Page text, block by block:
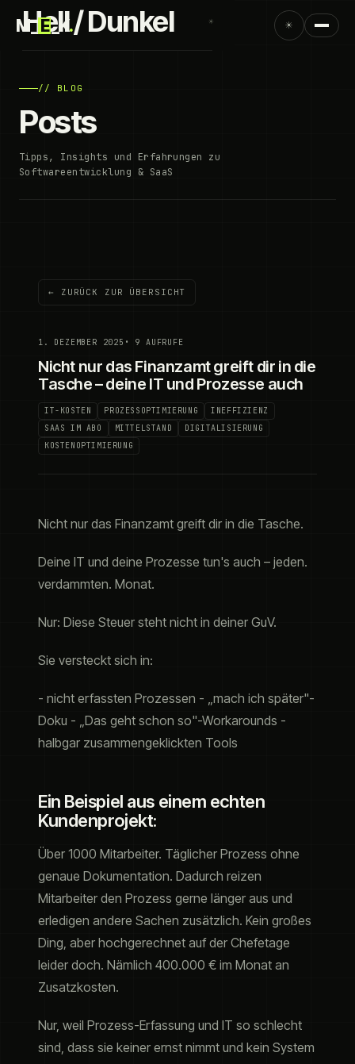
M_ E_K . ☀
Hell / Dunkel ☀
// BLOG
Posts
Tipps, Insights und Erfahrungen zu
Softwareentwicklung & SaaS
← ZURÜCK ZUR ÜBERSICHT
1. DEZEMBER 2025 • 9 AUFRUFE
Nicht nur das Finanzamt greift dir in die
Tasche – deine IT und Prozesse auch
IT-KOSTEN PROZESSOPTIMIERUNG
INEFFIZIENZ
SAAS IM ABO
MITTELSTAND
DIGITALISIERUNG
KOSTENOPTIMIERUNG
Nicht nur das Finanzamt greift dir in die Tasche.
Deine IT und deine Prozesse tun's auch – jeden.
verdammten. Monat.
Nur: Diese Steuer steht nicht in deiner GuV.
Sie versteckt sich in:
- nicht erfassten Prozessen - „mach ich später"-
Doku - „Das geht schon so"-Workarounds -
halbgar zusammengeklickten Tools
Ein Beispiel aus einem echten
Kundenprojekt:
Über 1000 Mitarbeiter. Täglicher Prozess ohne
genaue Dokumentation. Dadurch reizen
Mitarbeiter den Prozess gerne länger aus und
erledigen andere Sachen zusätzlich. Kein großes
Ding, aber hochgerechnet auf der Chefetage
leider doch. Nämlich 400.000 € im Monat an
Zusatzkosten.
Nur, weil Prozess-Erfassung und IT so schlecht
sind, dass sie keiner ernst nimmt und kein System